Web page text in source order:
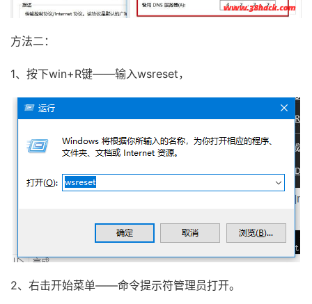
方法二：
1、按下win+R键——输入wsreset，
2、右击开始菜单——命令提示符管理员打开。